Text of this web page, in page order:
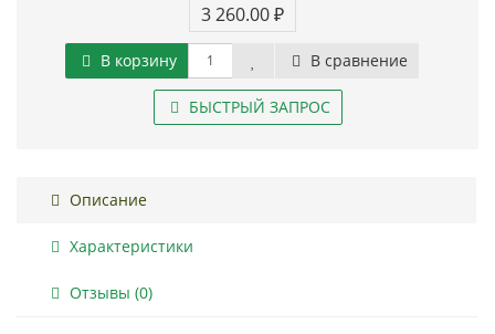
3 260.00 ₽
В корзину В сравнение
БЫСТРЫЙ ЗАПРОС
Описание
Характеристики
Отзывы (0)